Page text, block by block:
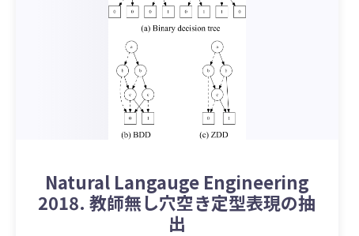
Natural Langauge Engineering
2018. 教師無し穴空き定型表現の抽
出